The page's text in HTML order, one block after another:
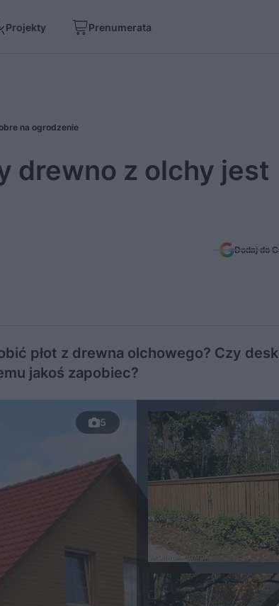
Projekty Prenumerata
na ogrodzenie
drewno z olchy jest
Dodaj do
płot z drewna olchowego? Czy
jakoś zapobiec?
5